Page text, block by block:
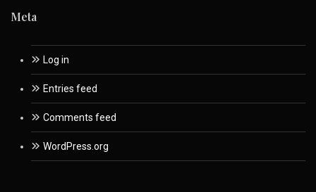
Meta
Log in
Entries feed
Comments feed
WordPress.org